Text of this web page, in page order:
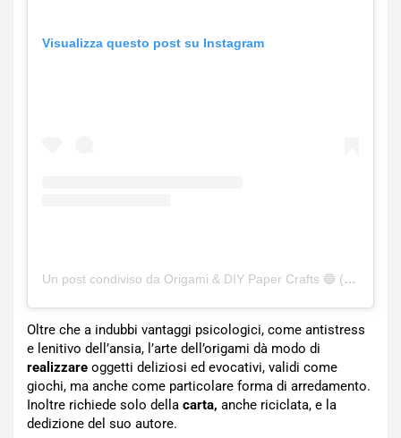
Visualizza questo post su Instagram
Un post condiviso da Origami & DIY Paper Crafts 🔵 (@origami_bubbles)
Oltre che a indubbi vantaggi psicologici, come antistress
e lenitivo dell’ansia, l’arte dell’origami dà modo di
realizzare oggetti deliziosi ed evocativi, validi come
giochi, ma anche come particolare forma di arredamento.
Inoltre richiede solo della carta, anche riciclata, e la
dedizione del suo autore.